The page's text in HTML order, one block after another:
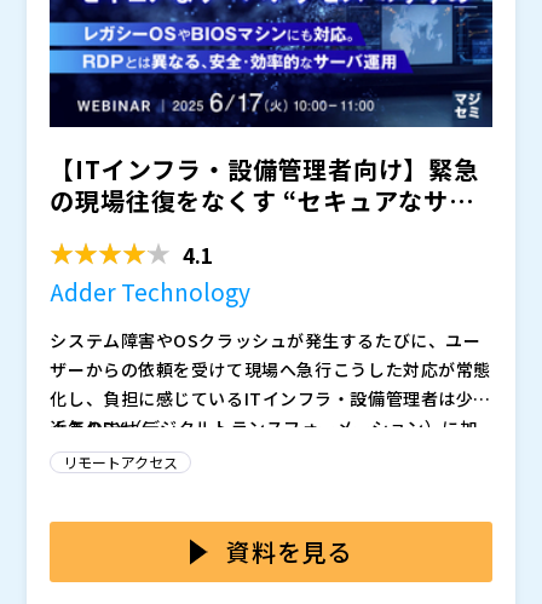
※共催、協賛、協力、講演企業は将来的に追加、削除さ
れる可能性があります。
【ITインフラ・設備管理者向け】緊急
の現場往復をなくす “セキュアなサー
4.1
Adder Technology
システム障害やOSクラッシュが発生するたびに、ユー
ザーからの依頼を受けて現場へ急行――こうした対応が常態
化し、負担に感じているITインフラ・設備管理者は少な
くありません。
近年のDX（デジタルトランスフォーメーション）に加
え、IoTやエッジデバイスの増加、さらにはシステムの
化しており、限られた人員で効率的な運用と障害対応が
求められています。
クセス手段では対応しきれないケースが多く、その結
果、現場対応が必要になる状況は今なお後を絶ちませ
リモートアクセス
資料を見る